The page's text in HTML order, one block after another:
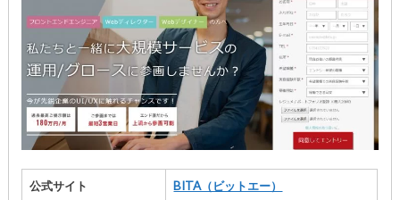
公式サイト BITA（ビットエー）